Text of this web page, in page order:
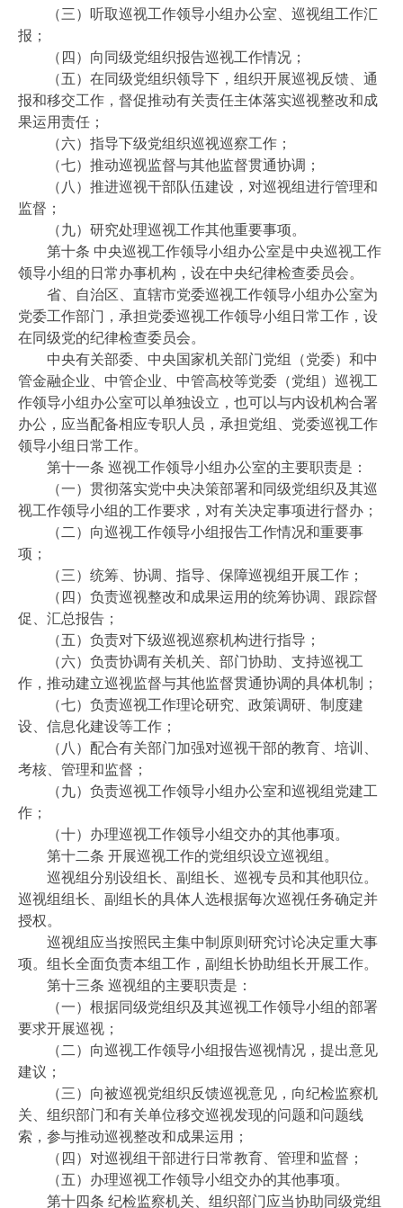
（三）听取巡视工作领导小组办公室、巡视组工作汇
报；
（四）向同级党组织报告巡视工作情况；
（五）在同级党组织领导下，组织开展巡视反馈、通
报和移交工作，督促推动有关责任主体落实巡视整改和成
果运用责任；
（六）指导下级党组织巡视巡察工作；
（七）推动巡视监督与其他监督贯通协调；
（八）推进巡视干部队伍建设，对巡视组进行管理和
监督；
（九）研究处理巡视工作其他重要事项。
第十条 中央巡视工作领导小组办公室是中央巡视工作
领导小组的日常办事机构，设在中央纪律检查委员会。
省、自治区、直辖市党委巡视工作领导小组办公室为
党委工作部门，承担党委巡视工作领导小组日常工作，设
在同级党的纪律检查委员会。
中央有关部委、中央国家机关部门党组（党委）和中
管金融企业、中管企业、中管高校等党委（党组）巡视工
作领导小组办公室可以单独设立，也可以与内设机构合署
办公，应当配备相应专职人员，承担党组、党委巡视工作
领导小组日常工作。
第十一条 巡视工作领导小组办公室的主要职责是：
（一）贯彻落实党中央决策部署和同级党组织及其巡
视工作领导小组的工作要求，对有关决定事项进行督办；
（二）向巡视工作领导小组报告工作情况和重要事
项；
（三）统筹、协调、指导、保障巡视组开展工作；
（四）负责巡视整改和成果运用的统筹协调、跟踪督
促、汇总报告；
（五）负责对下级巡视巡察机构进行指导；
（六）负责协调有关机关、部门协助、支持巡视工
作，推动建立巡视监督与其他监督贯通协调的具体机制；
（七）负责巡视工作理论研究、政策调研、制度建
设、信息化建设等工作；
（八）配合有关部门加强对巡视干部的教育、培训、
考核、管理和监督；
（九）负责巡视工作领导小组办公室和巡视组党建工
作；
（十）办理巡视工作领导小组交办的其他事项。
第十二条 开展巡视工作的党组织设立巡视组。
巡视组分别设组长、副组长、巡视专员和其他职位。
巡视组组长、副组长的具体人选根据每次巡视任务确定并
授权。
巡视组应当按照民主集中制原则研究讨论决定重大事
项。组长全面负责本组工作，副组长协助组长开展工作。
第十三条 巡视组的主要职责是：
（一）根据同级党组织及其巡视工作领导小组的部署
要求开展巡视；
（二）向巡视工作领导小组报告巡视情况，提出意见
建议；
（三）向被巡视党组织反馈巡视意见，向纪检监察机
关、组织部门和有关单位移交巡视发现的问题和问题线
索，参与推动巡视整改和成果运用；
（四）对巡视组干部进行日常教育、管理和监督；
（五）办理巡视工作领导小组交办的其他事项。
第十四条 纪检监察机关、组织部门应当协助同级党组